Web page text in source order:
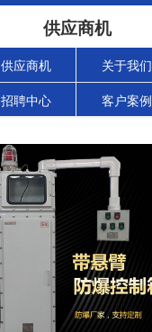
供应商机
供应商机 关于我们
招聘中心 客户案例